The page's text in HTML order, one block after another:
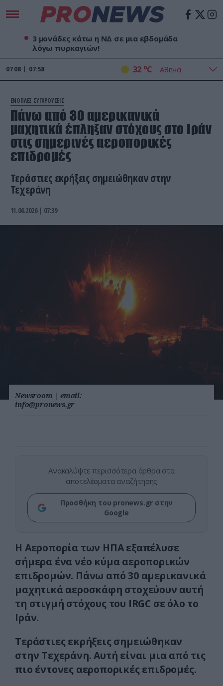
3 μονάδες κάτω η ΝΔ σε μια εβδομάδα
λόγω πυρκαγιών!
07 08 07:58 32 oC
ΕΝΟΠΛΕΣ ΣΥΓΚΡΟΥΣΕΙΣ
Πάνω από 30 αμερικανικά
μαχητικά έπληξαν στόχους στο Ιράν
στις σημερινές αεροπορικές
επιδρομές
Τεράστιες εκρήξεις σημειώθηκαν στην
Τεχεράνη
11.06.2026 | 07:39
Newsroom | email:
info@pronews.gr
Ανακαλύψτε περισσότερα άρθρα στα
αποτελέσματα αναζήτησης
Προσθήκη του pronews.gr στην
Google
Η Αεροπορία των ΗΠΑ εξαπέλυσε
σήμερα ένα νέο κύμα αεροπορικών
επιδρομών. Πάνω από 30 αμερικανικά
μαχητικά αεροσκάφη στοχεύουν αυτή
τη στιγμή στόχους του IRGC σε όλο το
Ιράν.
Τεράστιες εκρήξεις σημειώθηκαν
στην Τεχεράνη. Αυτή είναι μια από τις
πιο έντονες αεροπορικές επιδρομές.